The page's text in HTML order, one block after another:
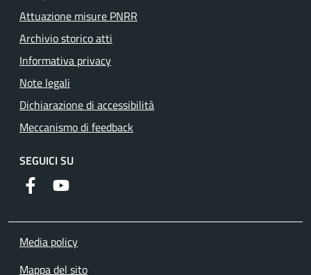
Attuazione misure PNRR
Archivio storico atti
Informativa privacy
Note legali
Dichiarazione di accessibilità
Meccanismo di feedback
SEGUICI SU
FacebookYouTube
Media policy
Mappa del sito